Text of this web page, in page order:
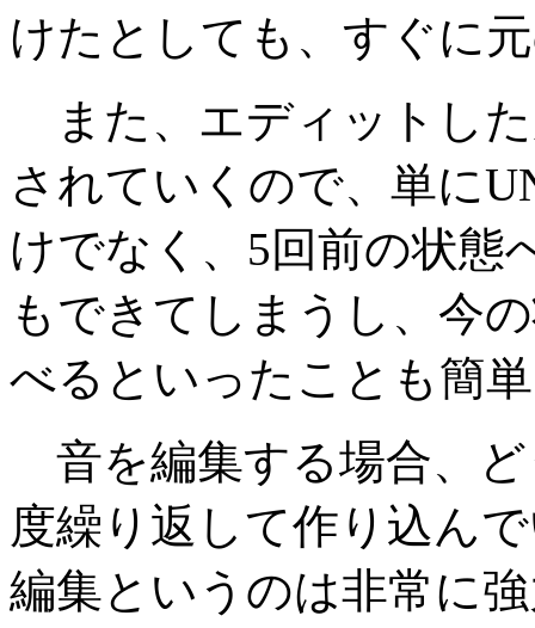
けたとしても、すぐに
また、エディットし
されていくので、単に
けでなく、5回前の状態
もできてしまうし、今
べるといったことも簡
音を編集する場合、
度繰り返して作り込ん
編集というのは非常に